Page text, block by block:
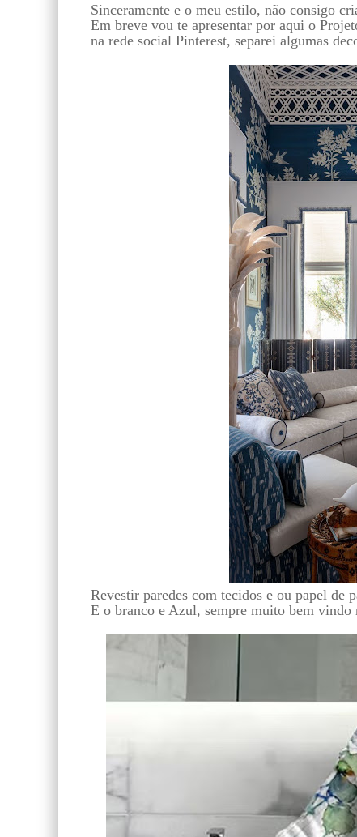
Sinceramente e o meu estilo, não consigo
Em breve vou te apresentar por aqui o
na rede social Pinterest, separei algumas
Revestir paredes com tecidos e ou papel de
E o branco e Azul, sempre muito bem vindo